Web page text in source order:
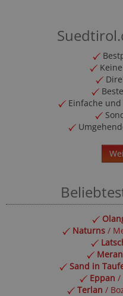
Keine
Einfache
Naturns /
Sand in
Eppan /
Terlan /